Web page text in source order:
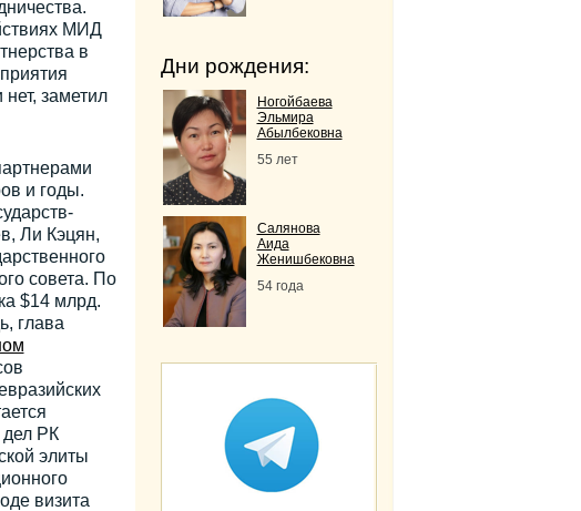
МИД
в
заметил
и годы.
Ли Кэцян,
совета. По
$14 млрд.
глава
дел РК
элиты
визита
Дни рождения:
Ногойбаева
Эльмира
Абылбековна
55 лет
Салянова
Аида
Женишбековна
54 года